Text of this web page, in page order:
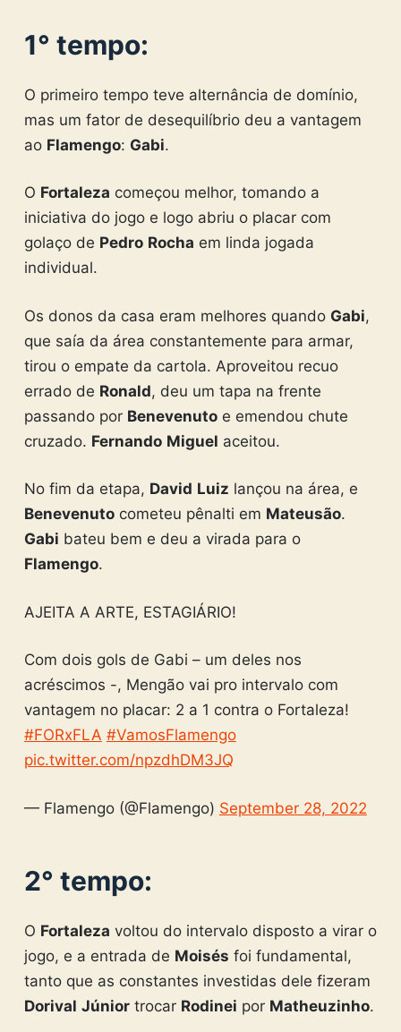
1° tempo:
O primeiro tempo teve alternância de domínio,
mas um fator de desequilíbrio deu a vantagem
ao Flamengo: Gabi.
O Fortaleza começou melhor, tomando a
iniciativa do jogo e logo abriu o placar com
golaço de Pedro Rocha em linda jogada
individual.
Os donos da casa eram melhores quando Gabi,
que saía da área constantemente para armar,
tirou o empate da cartola. Aproveitou recuo
errado de Ronald, deu um tapa na frente
passando por Benevenutoe emendou chute
cruzado. Fernando Miguel aceitou.
No fim da etapa, David Luiz lançou na área, e
Benevenutocometeu pênalti em Mateusão.
Gabi bateu bem e deu a virada para o
Flamengo.
AJEITA A ARTE, ESTAGIÁRIO!
Com dois gols de Gabi – um deles nos
acréscimos -, Mengão vai pro intervalo com
vantagem no placar: 2 a 1 contra o Fortaleza!
#FORxFLA #VamosFlamengo
pic.twitter.com/npzdhDM3JQ
— Flamengo (@Flamengo) September 28, 2022
2° tempo:
O Fortaleza voltou do intervalo disposto a virar o
jogo, e a entrada de Moisés foi fundamental,
tanto que as constantes investidas dele fizeram
Dorival Júniortrocar Rodinei por Matheuzinho.